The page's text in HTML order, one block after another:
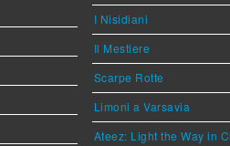
I Nisidiani
Il Mestiere
Scarpe Rotte
Limoni a Varsavia
Ateez: Light the Way in